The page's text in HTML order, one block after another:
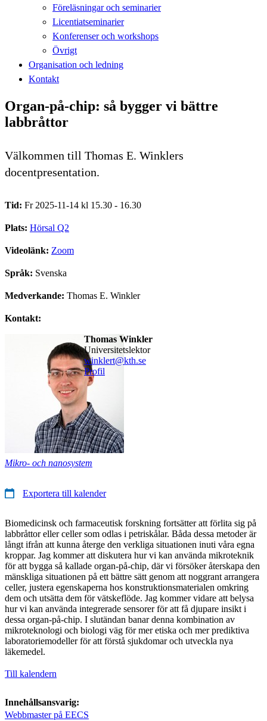
Föreläsningar och seminarier
Licentiatseminarier
Konferenser och workshops
Övrigt
Organisation och ledning
Kontakt
Organ-på-chip: så bygger vi bättre
labbråttor
Välkommen till Thomas E. Winklers
docentpresentation.
Tid: Fr 2025-11-14 kl 15.30 - 16.30
Plats: Hörsal Q2
Videolänk: Zoom
Språk: Svenska
Medverkande: Thomas E. Winkler
Kontakt:
Thomas Winkler
universitetslektor
winklert@kth.se
Profil
Mikro- och nanosystem
Exportera till kalender
Biomedicinsk och farmaceutisk forskning fortsätter att förlita sig på
labbråttor eller celler som odlas i petriskålar. Båda dessa metoder är
långt ifrån att kunna återge den verkliga situationen inuti våra egna
kroppar. Jag kommer att diskutera hur vi kan använda mikroteknik
för att bygga så kallade organ-på-chip, där vi försöker återskapa den
mänskliga situationen på ett bättre sätt genom att noggrant arrangera
celler, justera egenskaperna hos konstruktionsmaterialen omkring
dem och utsätta dem för vätskeflöde. Jag kommer vidare att belysa
hur vi kan använda integrerade sensorer för att få djupare insikt i
dessa organ-på-chip. I slutändan banar denna kombination av
mikroteknologi och biologi väg för mer etiska och mer prediktiva
laboratoriemodeller för att förstå sjukdomar och utveckla nya
läkemedel.
Till kalendern
Innehållsansvarig:
Webbmaster på EECS